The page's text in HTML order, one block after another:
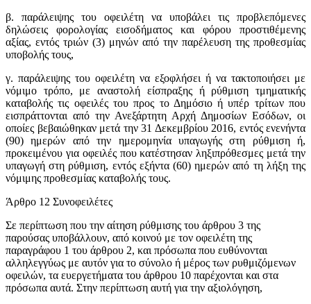
β. παράλειψης του οφειλέτη να υποβάλει τις προβλεπόμενες
δηλώσεις φορολογίας εισοδήματος και φόρου προστιθέμενης
αξίας, εντός τριών (3) μηνών από την παρέλευση της προθεσμίας
υποβολής τους,
γ. παράλειψης του οφειλέτη να εξοφλήσει ή να τακτοποιήσει με
νόμιμο τρόπο, με αναστολή είσπραξης ή ρύθμιση τμηματικής
καταβολής τις οφειλές του προς το Δημόσιο ή υπέρ τρίτων που
εισπράττονται από την Ανεξάρτητη Αρχή Δημοσίων Εσόδων, οι
οποίες βεβαιώθηκαν μετά την 31 Δεκεμβρίου 2016, εντός ενενήντα
(90) ημερών από την ημερομηνία υπαγωγής στη ρύθμιση ή,
προκειμένου για οφειλές που κατέστησαν ληξιπρόθεσμες μετά την
υπαγωγή στη ρύθμιση, εντός εξήντα (60) ημερών από τη λήξη της
νόμιμης προθεσμίας καταβολής τους.
Άρθρο 12 Συνοφειλέτες
Σε περίπτωση που την αίτηση ρύθμισης του άρθρου 3 της
παρούσας υποβάλλουν, από κοινού με τον οφειλέτη της
παραγράφου 1 του άρθρου 2, και πρόσωπα που ευθύνονται
αλληλεγγύως με αυτόν για το σύνολο ή μέρος των ρυθμιζόμενων
οφειλών, τα ευεργετήματα του άρθρου 10 παρέχονται και στα
πρόσωπα αυτά. Στην περίπτωση αυτή για την αξιολόγηση,